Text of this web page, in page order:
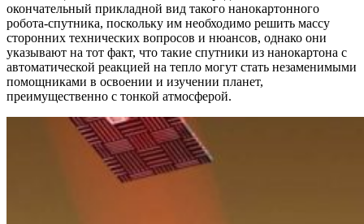
окончательный прикладной вид такого нанокартонного
робота-спутника, поскольку им необходимо решить массу
сторонних технических вопросов и нюансов, однако они
указывают на тот факт, что такие спутники из нанокартона с
автоматической реакцией на тепло могут стать незаменимыми
помощниками в освоении и изучении планет,
преимущественно с тонкой атмосферой.